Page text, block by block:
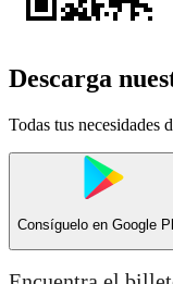
Descarga
Todas tus necesidades
Consíguelo en Google